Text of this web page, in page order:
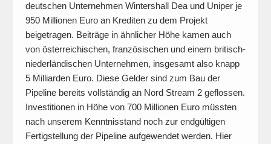
deutschen Unternehmen Wintershall Dea und Uniper je
950 Millionen Euro an Krediten zu dem Projekt
beigetragen. Beiträge in ähnlicher Höhe kamen auch
von österreichischen, französischen und einem britisch-
niederländischen Unternehmen, insgesamt also knapp
5 Milliarden Euro. Diese Gelder sind zum Bau der
Pipeline bereits vollständig an Nord Stream 2 geflossen.
Investitionen in Höhe von 700 Millionen Euro müssten
nach unserem Kenntnisstand noch zur endgültigen
Fertigstellung der Pipeline aufgewendet werden. Hier